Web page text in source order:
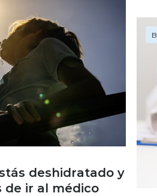
deshidratado y
de ir al médico